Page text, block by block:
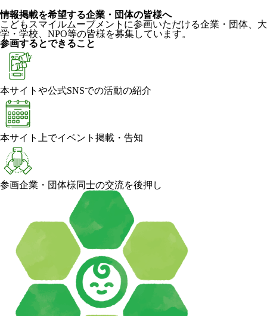
情報掲載を希望する企業・団体の皆様へ
こどもスマイルムーブメントに参画いただける企業・団体、大
学・学校、NPO等の皆様を募集しています。
参画するとできること
本サイトや公式SNSでの活動の紹介
本サイト上でイベント掲載・告知
参画企業・団体様同士の交流を後押し